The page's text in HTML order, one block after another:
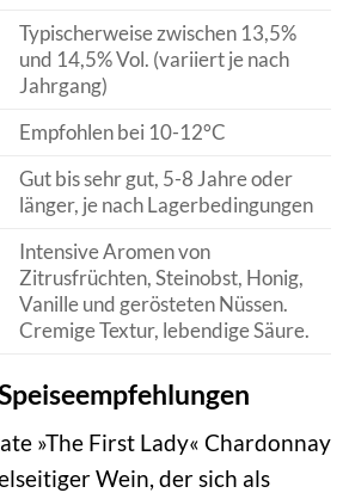
Typischerweise zwischen 13,5%
und 14,5% Vol. (variiert je nach
Jahrgang)
Empfohlen bei 10-12°C
Gut bis sehr gut, 5-8 Jahre oder
länger, je nach Lagerbedingungen
Intensive Aromen von
Zitrusfrüchten, Steinobst, Honig,
Vanille und gerösteten Nüssen.
Cremige Textur, lebendige Säure.
»The First Lady« Chardonnay
Wein, der sich als